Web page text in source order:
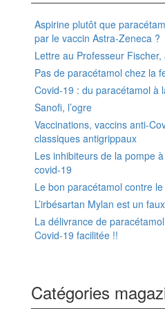
Aspirine plutôt que
par le vaccin Astra-Zeneca ?
Lettre au Professeur
Pas de paracétamol chez la
Covid-19 : du paracétamol à
Sanofi, l’ogre
Vaccinations, vaccins anti-
classiques antigrippaux
Les inhibiteurs de la pompe
covid-19
Le bon paracétamol contre
L’irbésartan Mylan est un
La délivrance de
Covid-19 facilitée !!
Catégories